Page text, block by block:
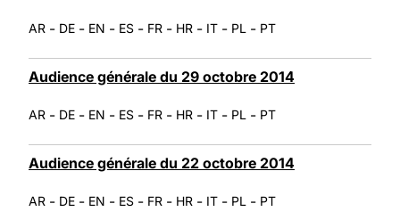
AR - DE - EN - ES - FR - HR - IT - PL - PT
Audience générale du 29 octobre 2014
AR - DE - EN - ES - FR - HR - IT - PL - PT
Audience générale du 22 octobre 2014
AR - DE - EN - ES - FR - HR - IT - PL - PT